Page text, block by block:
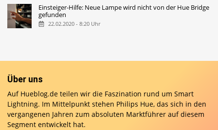
Einsteiger-Hilfe: Neue Lampe wird nicht von der Hue Bridge
gefunden
22.02.2020 - 8:20 Uhr
Über uns
Auf Hueblog.de teilen wir die Faszination rund um Smart
Lightning. Im Mittelpunkt stehen Philips Hue, das sich in den
vergangenen Jahren zum absoluten Marktführer auf diesem
Segment entwickelt hat.